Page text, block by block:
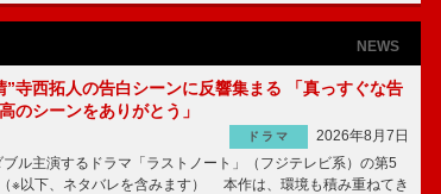
NEWS
”寺西拓人の告白シーンに反響集まる 「真っすぐな告
のシーンをありがとう」
ドラマ
2026年8月7日
ル主演するドラマ「ラストノート」（フジテレビ系）の第5
※以下、ネタバレを含みます） 本作は、環境も積み重ねてき